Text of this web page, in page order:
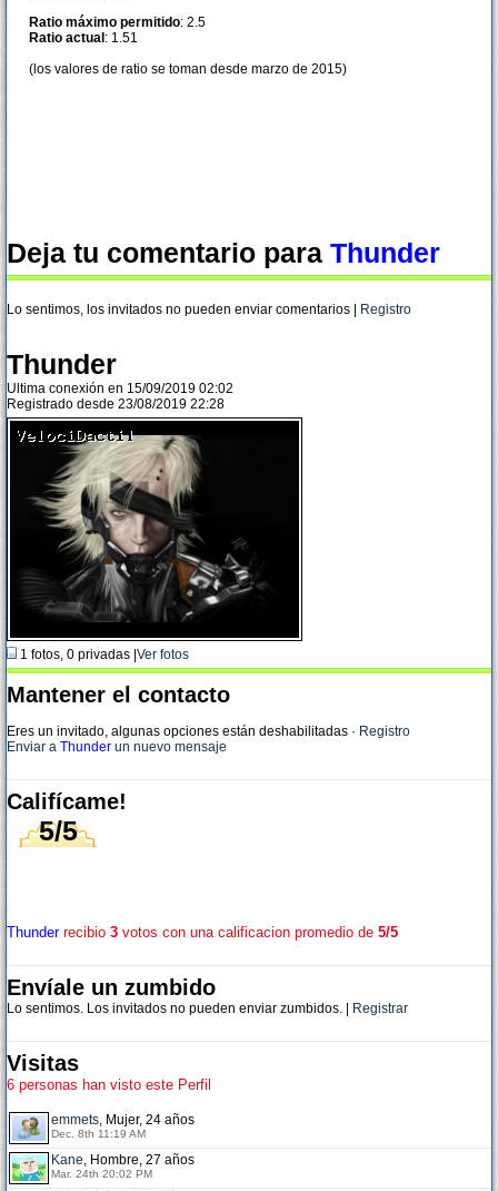
Ratio máximo permitido: 2.5
Ratio actual : 1.51
(los valores de ratio se toman desde marzo de 2015)
Deja tu comentario para Thunder
Lo sentimos, los invitados no pueden enviar comentarios | Registro
Thunder
Ultima conexión en 15/09/2019 02:02
Registrado desde 23/08/2019 22:28
1 fotos, 0 privadas | Ver fotos
Mantener el contacto
Eres un invitado, algunas opciones están deshabilitadas · Registro
Enviar a Thunder un nuevo mensaje
Califícame!
5/5
Thunderrecibio 3 votos con una calificacion promedio de 5/5
Envíale un zumbido
Lo sentimos. Los invitados no pueden enviar zumbidos. | Registrar
Visitas
6 personas han visto este Perfil
emmets, Mujer, 24 años
Dec. 8th 11:19 AM
Kane, Hombre, 27 años
Mar. 24th 20:02 PM